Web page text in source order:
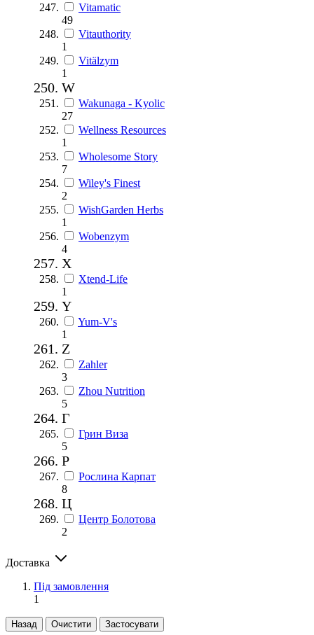
Vitamatic
49
Vitauthority
1
Vitälzym
1
W
Wakunaga - Kyolic
27
Wellness Resources
1
Wholesome Story
7
Wiley's Finest
2
WishGarden Herbs
1
Wobenzym
4
X
Xtend-Life
1
Y
Yum-V's
1
Z
Zahler
3
Zhou Nutrition
5
Г
Грин Виза
5
Р
Рослина Карпат
8
Ц
Центр Болотова
2
Доставка
Під замовлення
1
Назад Очистити Застосувати